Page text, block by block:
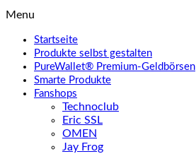
Menu
Startseite
Produkte selbst gestalten
PureWallet® Premium-Geldbörsen
Smarte Produkte
Fanshops
Technoclub
Eric SSL
OMEN
Jay Frog